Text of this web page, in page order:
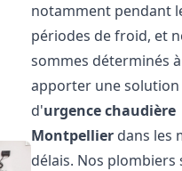
notamment pendant
périodes de froid, et
sommes déterminés
apporter une solution
d'urgence chaudière
Montpellier dans les
délais. Nos plombiers